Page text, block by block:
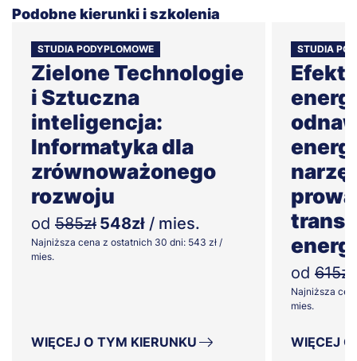
Podobne kierunki i szkolenia
STUDIA PODYPLOMOWE
Zielone Technologie
i Sztuczna
inteligencja:
Informatyka dla
zrównoważonego
rozwoju
od 585zł 548zł / mies.
Najniższa cena z ostatnich 30 dni: 543 zł /
mies.
WIĘCEJ O TYM KIERUNKU
STUDIA
od 615zł
Najniższa
mies.
WIĘCEJ